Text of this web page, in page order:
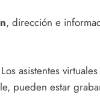
, dirección e
Los asistentes
pueden estar